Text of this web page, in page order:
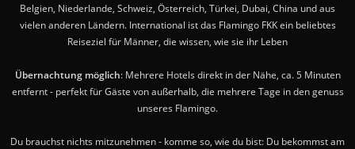
Belgien, Niederlande, Schweiz, Österreich, Türkei, Dubai, China und aus
vielen anderen Ländern. International ist das Flamingo FKK ein beliebtes
Reiseziel für Männer, die wissen, wie sie ihr Leben
Übernachtung möglich: Mehrere Hotels direkt in der Nähe, ca. 5 Minuten
entfernt - perfekt für Gäste von außerhalb, die mehrere Tage in den genuss
unseres Flamingo.
Du brauchst nichts mitzunehmen - komme so, wie du bist: Du bekommst am